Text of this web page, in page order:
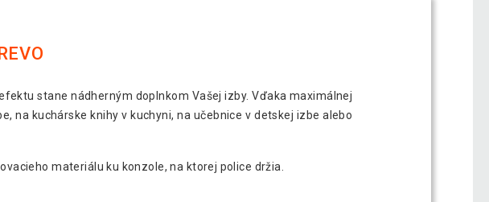
stane nádherným doplnkom Vašej izby. Vďaka maximálnej
na kuchárske knihy v kuchyni, na učebnice v detskej izbe alebo
materiálu ku konzole, na ktorej police držia.